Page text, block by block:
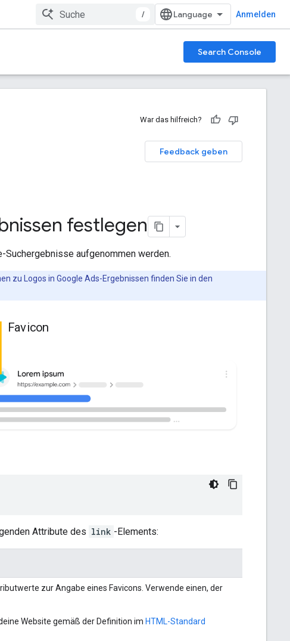
/ Anmelden
Search Console
War das hilfreich?
Feedback geben
festlegen
Suchergebnisse aufgenommen werden.
zu Logos in Google Ads-Ergebnissen finden Sie in den
Favicon
Attribute des link -Elements:
zur Angabe eines Favicons. Verwende einen, der
Website gemäß der Definition im HTML-Standard